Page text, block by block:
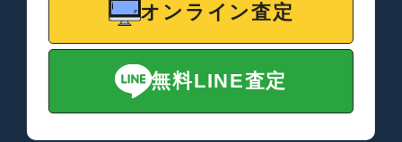
オンライン査定
無料LINE査定